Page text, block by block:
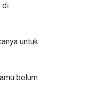
di
untuk
belum